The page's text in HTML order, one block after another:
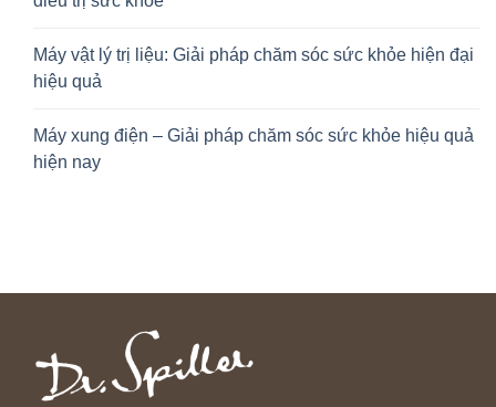
Máy vật lý trị liệu: Giải pháp chăm sóc sức khỏe hiện đại
hiệu quả
Máy xung điện – Giải pháp chăm sóc sức khỏe hiệu quả
hiện nay